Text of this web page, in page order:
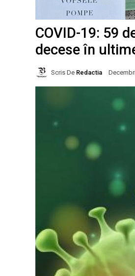
COVID-19: 59
decese în
Scris De Redactia